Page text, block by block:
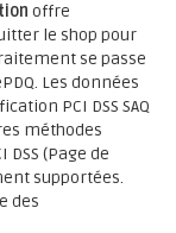
offre
le shop pour
se passe
Les données
PCI DSS SAQ
méthodes
(Page de
supportées.
des